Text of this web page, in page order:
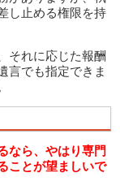
し止める権限を持
それに応じた報酬
言でも指定できま
なら、やはり専門
ことが望ましいで